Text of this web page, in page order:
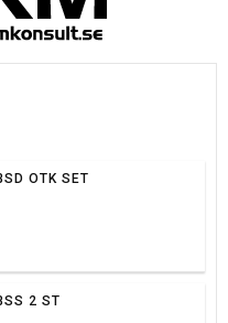
OTK SET
2 ST